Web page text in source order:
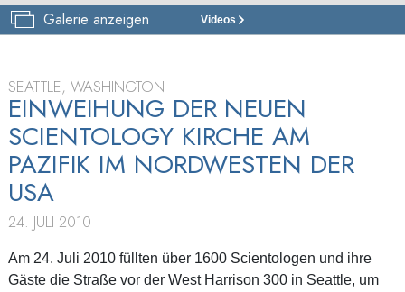
Galerie anzeigen Videos
SCIENTOLOGY
BESICHTIGUNG
EINWEIHUNG
SEATTLE, WASHINGTON
EINWEIHUNG DER NEUEN
SCIENTOLOGY KIRCHE AM
PAZIFIK IM NORDWESTEN DER
USA
24. JULI 2010
Am 24. Juli 2010 füllten über 1600 Scientologen und ihre
Gäste die Straße vor der West Harrison 300 in Seattle, um